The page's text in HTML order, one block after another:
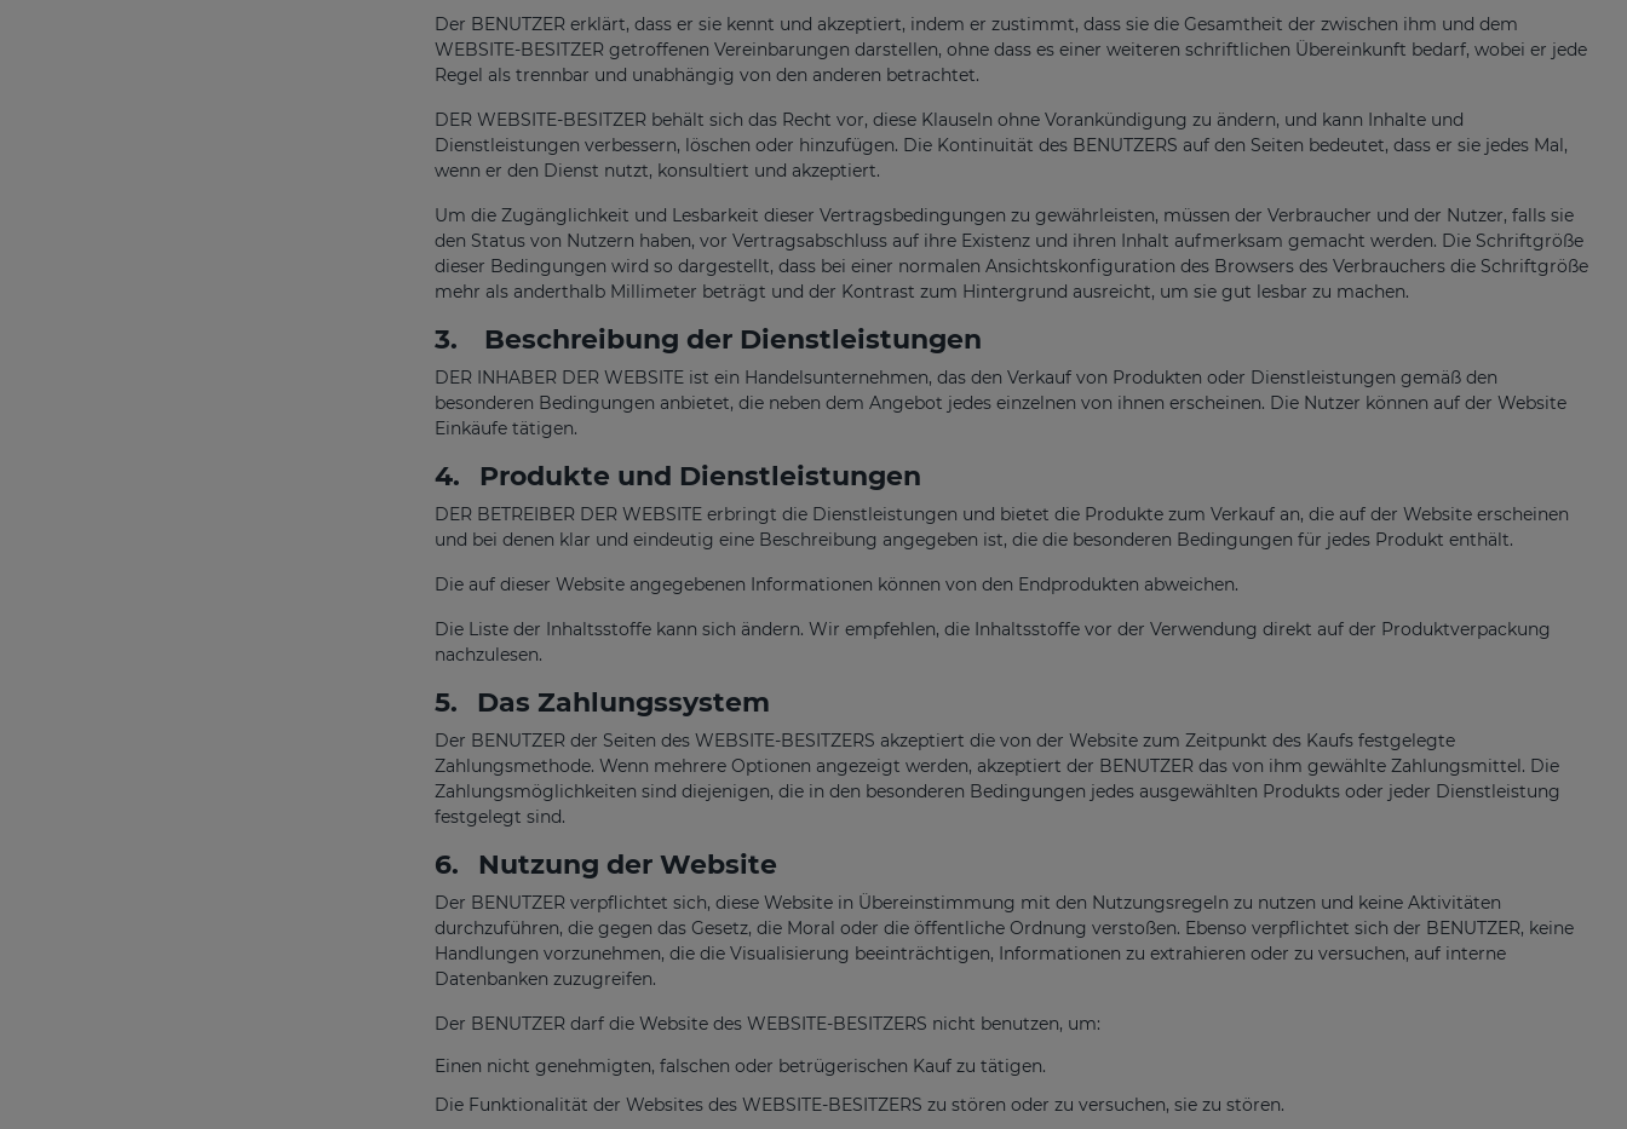
Der BENUTZER erklärt, dass er sie kennt und akzeptiert, indem er zustimmt, dass sie die Gesamtheit der zwischen ihm und dem
WEBSITE-BESITZER getroffenen Vereinbarungen darstellen, ohne dass es einer weiteren schriftlichen Übereinkunft bedarf, wobei er jede
Regel als trennbar und unabhängig von den anderen betrachtet.
DER WEBSITE-BESITZER behält sich das Recht vor, diese Klauseln ohne Vorankündigung zu ändern, und kann Inhalte und
Dienstleistungen verbessern, löschen oder hinzufügen. Die Kontinuität des BENUTZERS auf den Seiten bedeutet, dass er sie jedes Mal,
wenn er den Dienst nutzt, konsultiert und akzeptiert.
Um die Zugänglichkeit und Lesbarkeit dieser Vertragsbedingungen zu gewährleisten, müssen der Verbraucher und der Nutzer, falls sie
den Status von Nutzern haben, vor Vertragsabschluss auf ihre Existenz und ihren Inhalt aufmerksam gemacht werden. Die Schriftgröße
dieser Bedingungen wird so dargestellt, dass bei einer normalen Ansichtskonfiguration des Browsers des Verbrauchers die Schriftgröße
mehr als anderthalb Millimeter beträgt und der Kontrast zum Hintergrund ausreicht, um sie gut lesbar zu machen.
3. Beschreibung der Dienstleistungen
DER INHABER DER WEBSITE ist ein Handelsunternehmen, das den Verkauf von Produkten oder Dienstleistungen gemäß den
besonderen Bedingungen anbietet, die neben dem Angebot jedes einzelnen von ihnen erscheinen. Die Nutzer können auf der Website
Einkäufe tätigen.
4. Produkte und Dienstleistungen
DER BETREIBER DER WEBSITE erbringt die Dienstleistungen und bietet die Produkte zum Verkauf an, die auf der Website erscheinen
und bei denen klar und eindeutig eine Beschreibung angegeben ist, die die besonderen Bedingungen für jedes Produkt enthält.
Die auf dieser Website angegebenen Informationen können von den Endprodukten abweichen.
Die Liste der Inhaltsstoffe kann sich ändern. Wir empfehlen, die Inhaltsstoffe vor der Verwendung direkt auf der Produktverpackung
nachzulesen.
5. Das Zahlungssystem
Der BENUTZER der Seiten des WEBSITE-BESITZERS akzeptiert die von der Website zum Zeitpunkt des Kaufs festgelegte
Zahlungsmethode. Wenn mehrere Optionen angezeigt werden, akzeptiert der BENUTZER das von ihm gewählte Zahlungsmittel. Die
Zahlungsmöglichkeiten sind diejenigen, die in den besonderen Bedingungen jedes ausgewählten Produkts oder jeder Dienstleistung
festgelegt sind.
6. Nutzung der Website
Der BENUTZER verpflichtet sich, diese Website in Übereinstimmung mit den Nutzungsregeln zu nutzen und keine Aktivitäten
durchzuführen, die gegen das Gesetz, die Moral oder die öffentliche Ordnung verstoßen. Ebenso verpflichtet sich der BENUTZER, keine
Handlungen vorzunehmen, die die Visualisierung beeinträchtigen, Informationen zu extrahieren oder zu versuchen, auf interne
Datenbanken zuzugreifen.
Der BENUTZER darf die Website des WEBSITE-BESITZERS nicht benutzen, um:
Einen nicht genehmigten, falschen oder betrügerischen Kauf zu tätigen.
Die Funktionalität der Websites des WEBSITE-BESITZERS zu stören oder zu versuchen, sie zu stören.